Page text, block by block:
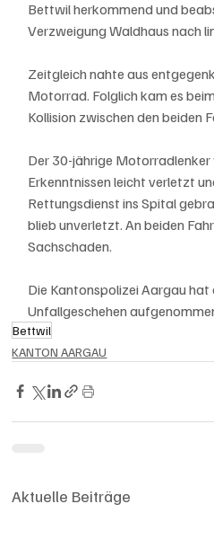
Bettwil herkommend und
Verzweigung Waldhaus nach
Zeitgleich nahte aus
Motorrad. Folglich kam es
Kollision zwischen den beiden
Der 30-jährige
Erkenntnissen leicht verletzt
Rettungsdienst ins Spital
blieb unverletzt. An beiden
Sachschaden.
Die Kantonspolizei Aargau
Unfallgeschehen
Bettwil
KANTON AARGAU
Aktuelle Beiträge